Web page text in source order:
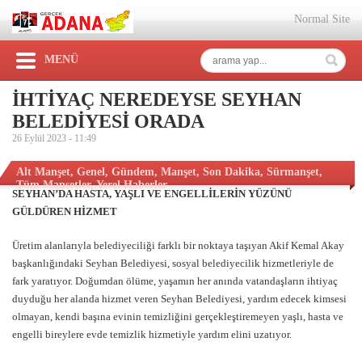
Normal Site
MENÜ
İHTİYAÇ NEREDEYSE SEYHAN
BELEDİYESİ ORADA
26 Eylül 2023 - 11:49
Alt Manşet, Genel, Gündem, Manşet, Son Dakika, Sürmanşet,
Tüm Manşetler,Yerel Haberler
SEYHAN’DA HASTA, YAŞLI VE ENGELLİLERİN YÜZÜNÜ
GÜLDÜREN HİZMET
Üretim alanlarıyla belediyeciliği farklı bir noktaya taşıyan Akif Kemal Akay
başkanlığındaki Seyhan Belediyesi, sosyal belediyecilik hizmetleriyle de
fark yaratıyor. Doğumdan ölüme, yaşamın her anında vatandaşların ihtiyaç
duyduğu her alanda hizmet veren Seyhan Belediyesi, yardım edecek kimsesi
olmayan, kendi başına evinin temizliğini gerçekleştiremeyen yaşlı, hasta ve
engelli bireylere evde temizlik hizmetiyle yardım elini uzatıyor.